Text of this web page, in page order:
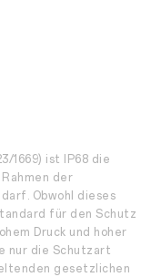
1669) ist IP68 die
der
Obwohl dieses
für den Schutz
Druck und hoher
nur die Schutzart
gesetzlichen